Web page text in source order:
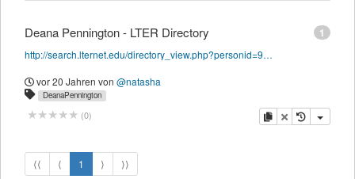
1
Deana Pennington - LTER Directory
http://search.lternet.edu/directory_view.php?personid=9689
vor 20 Jahren von @natasha
DeanaPennington
(0) Kopieren
Löschen
⟨⟨ ⟨ 1 ⟩ ⟩⟩